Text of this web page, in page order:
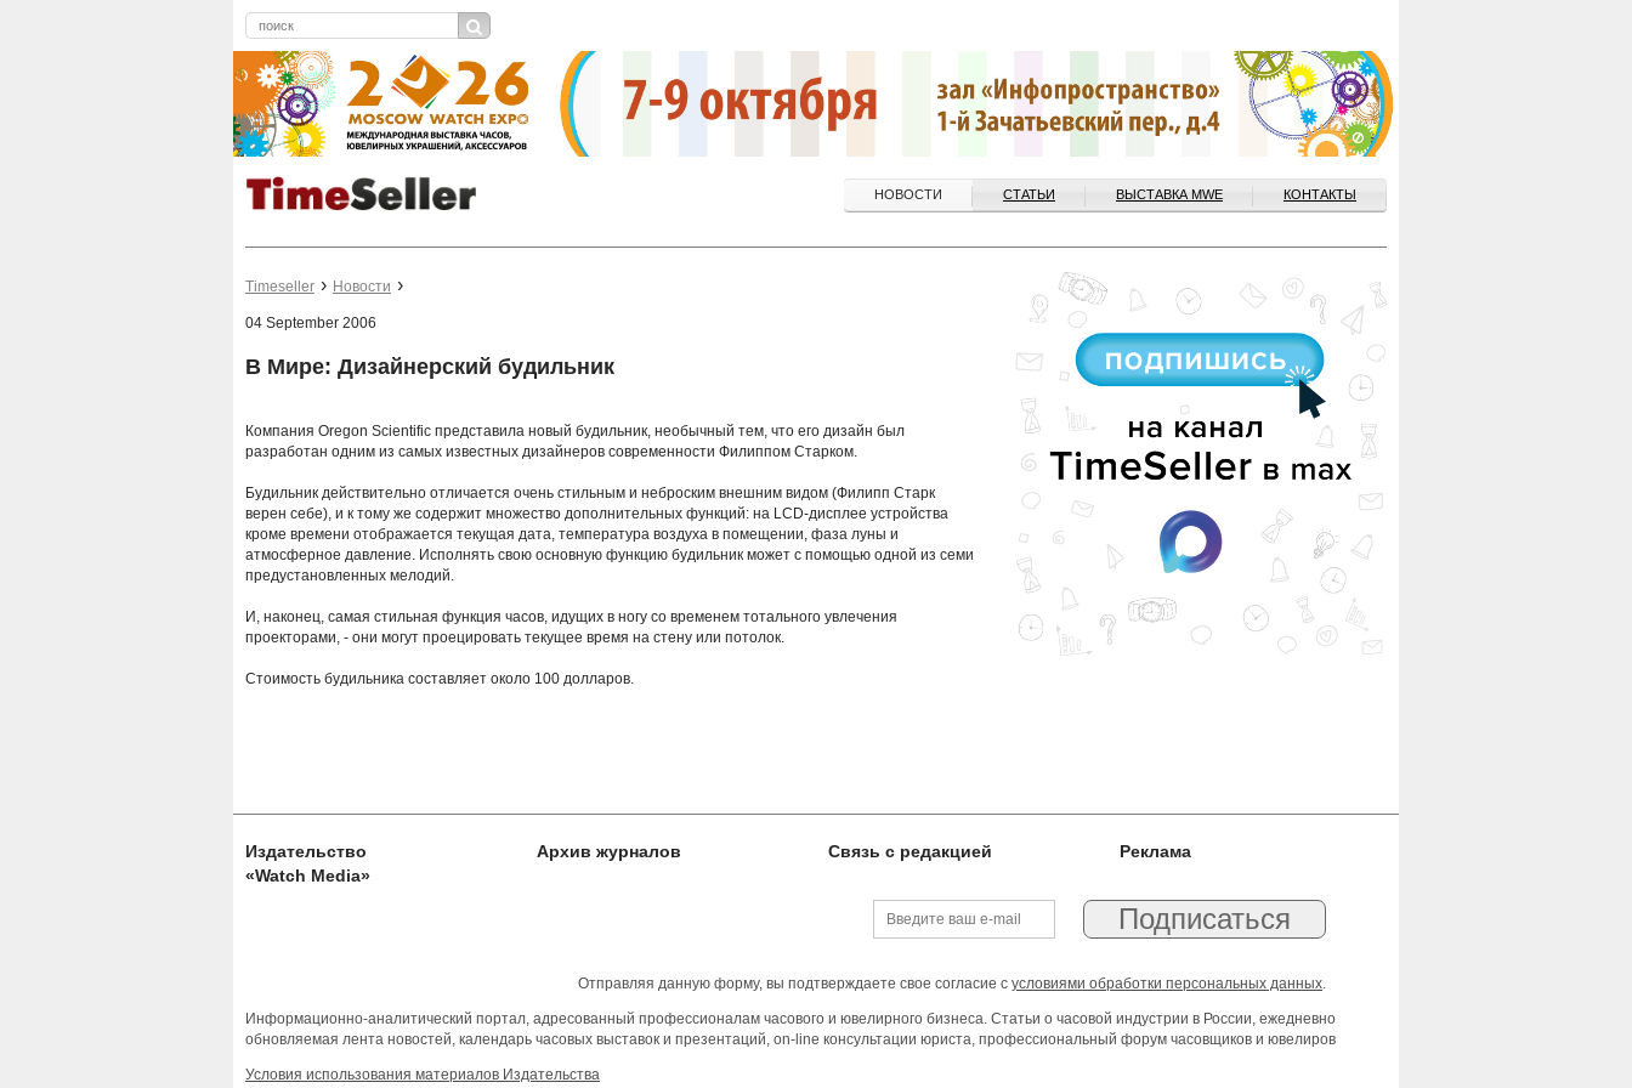
НОВОСТИ СТАТЬИ ВЫСТАВКА MWE КОНТАКТЫ
Timeseller Новости
04 September 2006
В Мире: Дизайнерский будильник
Компания Oregon Scientific представила новый будильник, необычный тем, что его дизайн был
разработан одним из самых известных дизайнеров современности Филиппом Старком.
Будильник действительно отличается очень стильным и неброским внешним видом (Филипп Старк
верен себе), и к тому же содержит множество дополнительных функций: на LCD-дисплее устройства
кроме времени отображается текущая дата, температура воздуха в помещении, фаза луны и
атмосферное давление. Исполнять свою основную функцию будильник может с помощью одной из семи
предустановленных мелодий.
И, наконец, самая стильная функция часов, идущих в ногу со временем тотального увлечения
проекторами, - они могут проецировать текущее время на стену или потолок.
Стоимость будильника составляет около 100 долларов.
Издательство
«Watch Media»
Архив журналов Связь с редакцией Реклама
Отправляя данную форму, вы подтверждаете свое согласие с условиями обработки персональных данных.
Информационно-аналитический портал, адресованный профессионалам часового и ювелирного бизнеса. Статьи о часовой индустрии в России, ежедневно
обновляемая лента новостей, календарь часовых выставок и презентаций, on-line консультации юриста, профессиональный форум часовщиков и ювелиров
Условия использования материалов Издательства